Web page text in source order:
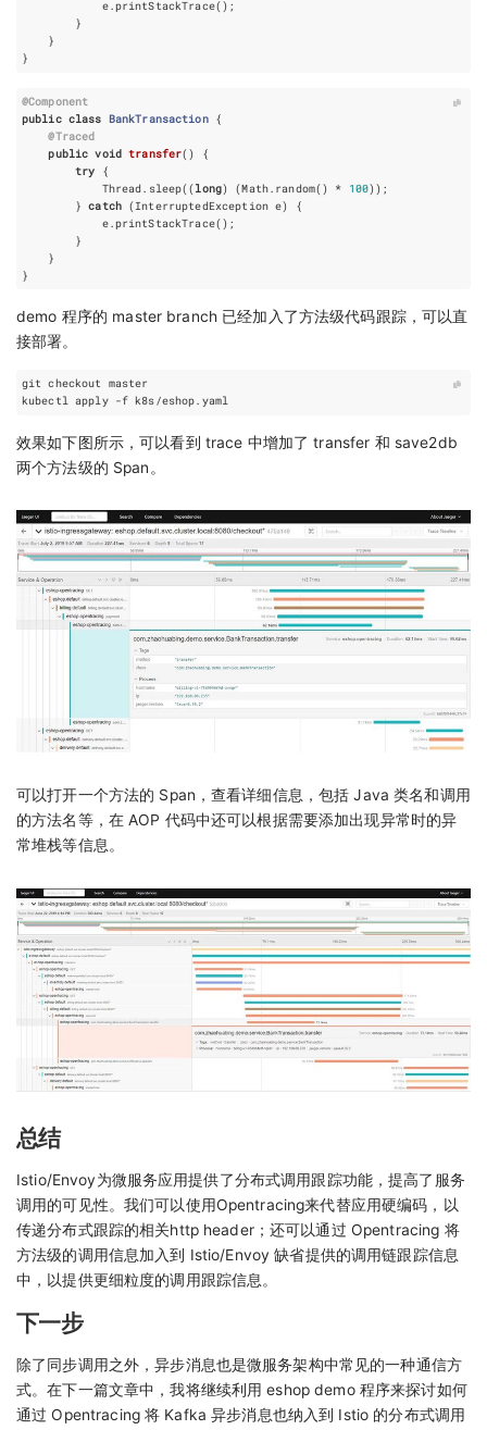
e.printStackTrace();
}
}
}
@Component
public class BankTransaction {
@Traced
public void transfer()
{
try
{
Thread . sleep((long) (Math . random() * 100));
} catch (InterruptedException e)
{
e.printStackTrace();
}
}
}
demo 程序的 master branch 已经加入了方法级代码跟踪，可以直
接部署。
效果如下图所示，可以看到 trace 中增加了 transfer 和 save2db
两个方法级的 Span。
可以打开一个方法的 Span，查看详细信息，包括 Java 类名和调用
的方法名等，在 AOP 代码中还可以根据需要添加出现异常时的异
常堆栈等信息。
总结
Istio/Envoy为微服务应用提供了分布式调用跟踪功能，提高了服务
调用的可见性。我们可以使用Opentracing来代替应用硬编码，以
传递分布式跟踪的相关http header；还可以通过 Opentracing 将
方法级的调用信息加入到 Istio/Envoy 缺省提供的调用链跟踪信息
中，以提供更细粒度的调用跟踪信息。
下一步
除了同步调用之外，异步消息也是微服务架构中常见的一种通信方
式。在下一篇文章中，我将继续利用 eshop demo 程序来探讨如何
通过 Opentracing 将 Kafka 异步消息也纳入到 Istio 的分布式调用